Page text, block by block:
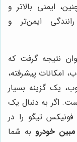
ایمنی بالاتر و
5، تجربه رانندگی ایمن‌تر و
نتیجه گرفت که
امکانات پیشرفته،
یک گزینه بسیار
اگر به دنبال یک
تیگو را در
مبین خودروبه شما